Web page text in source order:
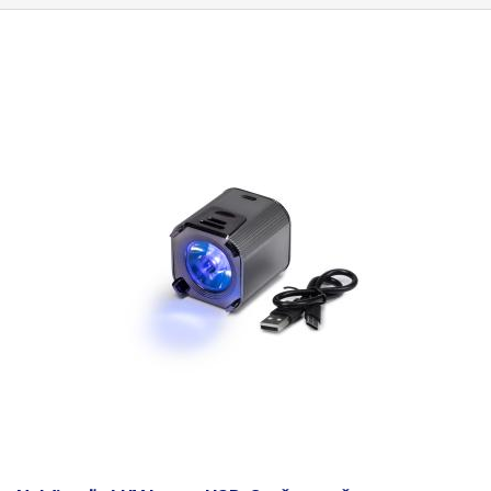
úkony pod ňou sú potom jednoduchšie. Oko dozaista poteší aj
Rameno lampy je celokovové. K doske stola je možné rameno lampy
uchytiť pomocou malého zveráka, ktorý sa pripevňuje k hrane stola.
Lampu z neho je možné kedykoľvek jednoducho vybrať (otočný tŕň).
Max. výška hlavy lampy od stola je 77cm. Rameno je dlhé 83cm a je
možné ho prakticky narovnať a nahnúť kamkoľvek v dĺžke 83 cm od
stojana lampy. Lampa pri max. výške nasvieti plochu stola s dĺžkou cca
120cm. Lampa je vhodná predovšetkým ako pracovná a servisná lampa
do každej dielne, pri opravách elektroniky - spájkovanie dosiek plošných